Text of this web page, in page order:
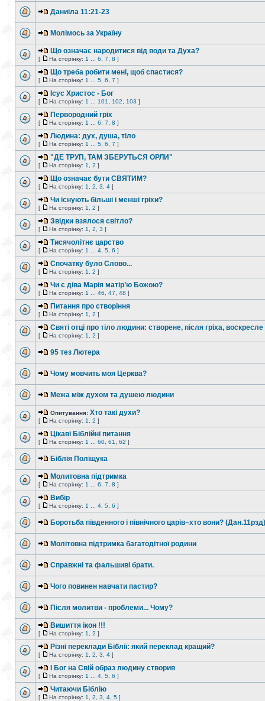
Даниїла 11:21-23
Молімось за Україну
Що означає народитися від води та Духа?
[ На сторінку: 1 6 7 8 ]
Що треба робити мені, щоб спастися?
[ На сторінку: 1 5 6 7 ]
Ісус Христос - Бог
[ На сторінку: 1 101 102 103 ]
Первородний гріх
[ На сторінку: 1 6 7 8 ]
Людина: дух, душа, тіло
[ На сторінку: 1 5 6 7 ]
"ДЕ ТРУП, ТАМ ЗБЕРУТЬСЯ ОРЛИ"
[ На сторінку: 1 2 ]
Що означає бути СВЯТИМ?
[ На сторінку: 1 2 3 4 ]
Чи існують більші і менші гріхи?
[ На сторінку: 1 2 ]
Звідки взялося світло?
[ На сторінку: 1 2 3 ]
Тисячолітнє царство
[ На сторінку: 1 4 5 6 ]
Спочатку було Слово...
[ На сторінку: 1 2 ]
Чи є діва Марія матір’ю Божою?
[ На сторінку: 1 46 47 48 ]
Питання про створіння
[ На сторінку: 1 2 ]
Святі отці про тіло людини: створене, після гріха, воскресле
[ На сторінку: 1 2 ]
95 тез Лютера
Чому мовчить моя Церква?
Межа між духом та душею людини
Опитування: Хто такі духи?
[ На сторінку: 1 2 ]
Цікаві Біблійні питання
[ На сторінку: 1 60 61 62 ]
Біблія Поліщука
Молитовна підтримка
[ На сторінку: 1 6 7 8 ]
Вибір
[ На сторінку: 1 4 5 6 ]
Боротьба південного і північного царів–хто вони? (Дан.11рзд)
Молітовна підтримка багатодітної родини
Справжні та фальшиві брати.
Чого повинен навчати пастир?
Після молитви - проблеми... Чому?
Вишиття ікон !!!
[ На сторінку: 1 2 ]
Різні переклади Біблії: який переклад кращий?
[ На сторінку: 1 2 3 4 ]
І Бог на Свій образ людину створив
[ На сторінку: 1 4 5 6 ]
Читаючи Біблію
[ На сторінку: 1 2 3 4 5 ]